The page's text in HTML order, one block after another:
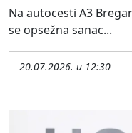
Na autocesti A3
se opsežna sanac...
20.07.2026. u 12:30